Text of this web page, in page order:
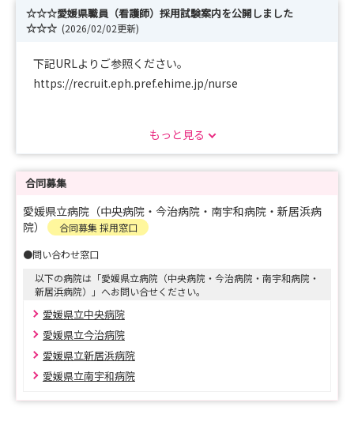
☆☆☆愛媛県職員（看護師）採用試験案内を公開しました
☆☆☆ (2026/02/02更新)
下記URLよりご参照ください。
https://recruit.eph.pref.ehime.jp/nurse
☆☆☆デジタルパンフレットを公開しました☆☆☆
https://recruit.eph.pref.ehime.jp/nurse/pdf/ehimenurs
「大好きな愛媛の、大好きな看護師へ。」
下記URLよりご覧いただけます。
https://recruit.eph.pref.ehime.jp/nurse
もっと見る
合同募集
愛媛県立病院（中央病院・今治病院・南宇和病院・新居浜病
院）
合同募集 採用窓口
●問い合わせ窓口
以下の病院は「愛媛県立病院（中央病院・今治病院・南宇和病院・
新居浜病院）」へお問い合せください。
愛媛県立中央病院
愛媛県立今治病院
愛媛県立新居浜病院
愛媛県立南宇和病院